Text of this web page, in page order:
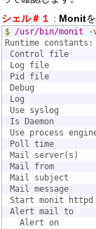
シェル＃１ : Monit
$ /usr/bin/monit -
Runtime constants:
Control file
Log file
Pid file
Debug
Log
Use syslog
Is Daemon
Use process
Poll time
Mail server(s)
Mail from
Mail subject
Mail message
Start monit httpd
Alert mail to
Alert on